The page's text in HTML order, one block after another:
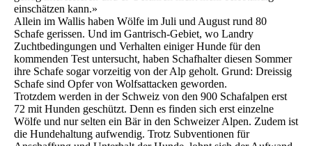
einschätzen kann.»
Allein im Wallis haben Wölfe im Juli und August rund 80
Schafe gerissen. Und im Gantrisch-Gebiet, wo Landry
Zuchtbedingungen und Verhalten einiger Hunde für den
kommenden Test untersucht, haben Schafhalter diesen Sommer
ihre Schafe sogar vorzeitig von der Alp geholt. Grund: Dreissig
Schafe sind Opfer von Wolfsattacken geworden.
Trotzdem werden in der Schweiz von den 900 Schafalpen erst
72 mit Hunden geschützt. Denn es finden sich erst einzelne
Wölfe und nur selten ein Bär in den Schweizer Alpen. Zudem ist
die Hundehaltung aufwendig. Trotz Subventionen für